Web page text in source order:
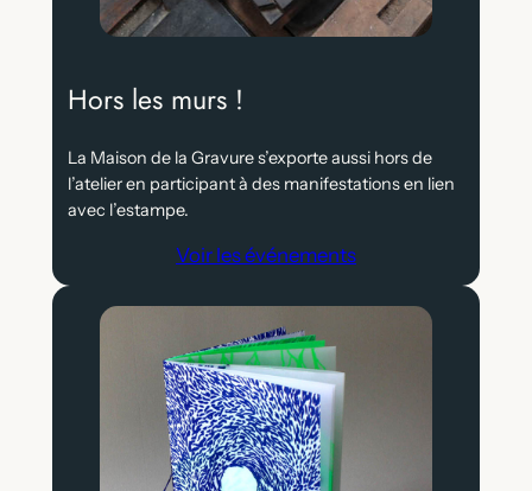
Hors les murs !
La Maison de la Gravure s’exporte aussi hors de
l’atelier en participant à des manifestations en lien
avec l’estampe.
Voir les événements